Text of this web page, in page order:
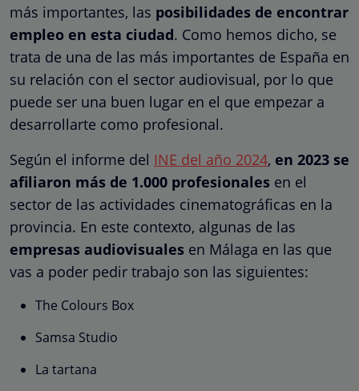
más importantes, las posibilidades de encontrar
empleo en esta ciudad. Como hemos dicho, se
trata de una de las más importantes de España en
su relación con el sector audiovisual, por lo que
puede ser una buen lugar en el que empezar a
desarrollarte como profesional.
Según el informe del INE del año 2024, en 2023 se
afiliaron más de 1.000 profesionales en el
sector de las actividades cinematográficas en la
provincia. En este contexto, algunas de las
empresas audiovisuales en Málaga en las que
vas a poder pedir trabajo son las siguientes:
The Colours Box
Samsa Studio
La tartana